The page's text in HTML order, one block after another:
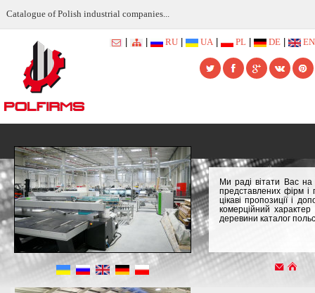
Catalogue of Polish industrial companies...
RU UA PL DE EN
Ми раді вітати Вас на
представлених фірм і
цікаві пропозиції і
комерційний
деревини каталог